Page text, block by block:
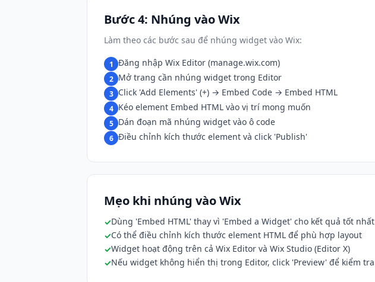
Bước 4: Nhúng vào Wix
Làm theo các bước sau để nhúng widget vào Wix:
1 Đăng nhập Wix Editor (manage.wix.com)
2 Mở trang cần nhúng widget trong Editor
3 Click 'Add Elements' (+) → Embed Code → Embed HTML
4 Kéo element Embed HTML vào vị trí mong muốn
5 Dán đoạn mã nhúng widget vào ô code
6 Điều chỉnh kích thước element và click 'Publish'
Mẹo khi nhúng vào Wix
Dùng 'Embed HTML' thay vì 'Embed a Widget' cho kết quả tốt nhất
Có thể điều chỉnh kích thước element HTML để phù hợp layout
Widget hoạt động trên cả Wix Editor và Wix Studio (Editor X)
Nếu widget không hiển thị trong Editor, click 'Preview' để kiểm tra